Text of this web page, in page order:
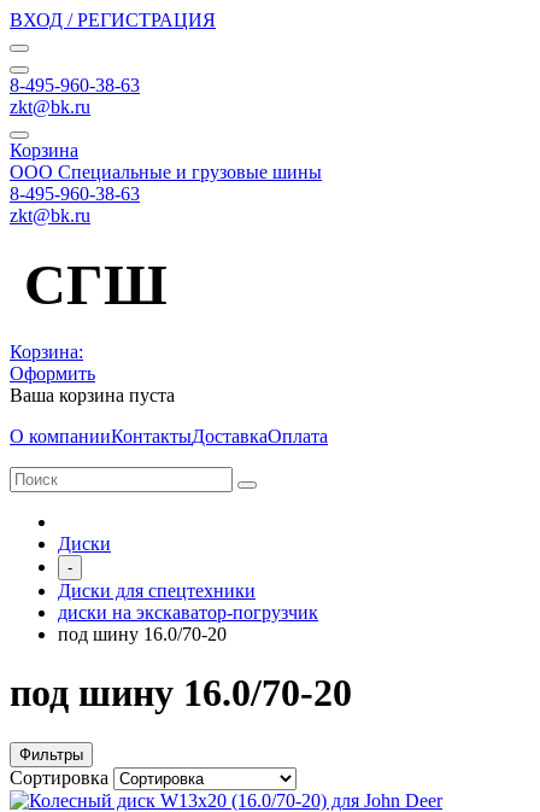
ВХОД / РЕГИСТРАЦИЯ
8-495-960-38-63
zkt@bk.ru
Корзина
ООО Специальные и грузовые шины
8-495-960-38-63
zkt@bk.ru
СГШ
Корзина:
Оформить
Ваша корзина пуста
О компанииКонтактыДоставкаОплата
Диски
-
Диски для спецтехники
диски на экскаватор-погрузчик
под шину 16.0/70-20
под шину 16.0/70-20
Фильтры
Сортировка